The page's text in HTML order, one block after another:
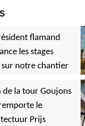
flamand
les stages
sur notre chantier
,
de la tour Goujons
le
Prijs